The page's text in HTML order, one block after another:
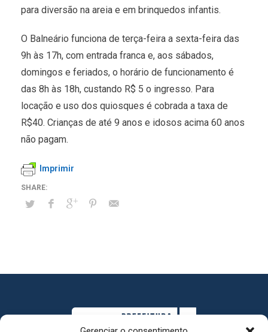
para diversão na areia e em brinquedos infantis.
O Balneário funciona de terça-feira a sexta-feira das
9h às 17h, com entrada franca e, aos sábados,
domingos e feriados, o horário de funcionamento é
das 8h às 18h, custando R$ 5 o ingresso. Para
locação e uso dos quiosques é cobrada a taxa de
R$40. Crianças de até 9 anos e idosos acima 60 anos
não pagam.
Imprimir